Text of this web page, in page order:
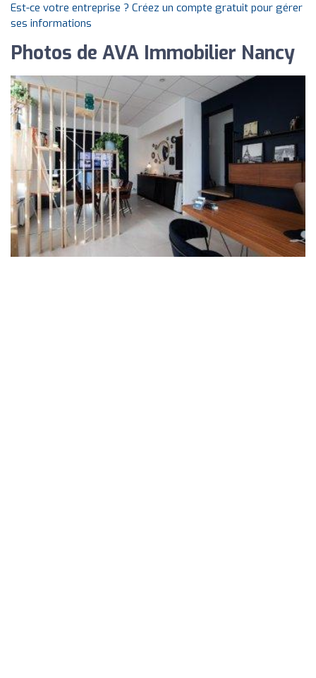
Est-ce votre entreprise ? Créez un compte gratuit pour gérer
ses informations
Photos de AVA Immobilier Nancy